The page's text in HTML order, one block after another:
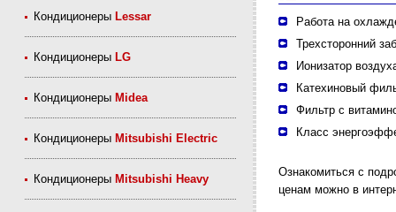
Кондиционеры Lessar
Кондиционеры LG
Кондиционеры Midea
Кондиционеры Mitsubishi Electric
Кондиционеры Mitsubishi Heavy
Работа на
Трехсторонний
Ионизатор
Катехиновый
Фильтр с
Класс
Ознакомиться с
ценам можно в